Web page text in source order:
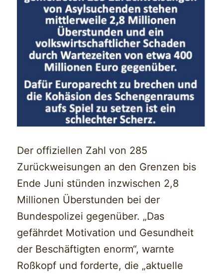
Der offiziellen Zahl von 285
Zurückweisungen an den Grenzen bis
Ende Juni stünden inzwischen 2,8
Millionen Überstunden bei der
Bundespolizei gegenüber. „Das
gefährdet Motivation und Gesundheit
der Beschäftigten enorm“, warnte
Roßkopf und forderte, die „aktuelle